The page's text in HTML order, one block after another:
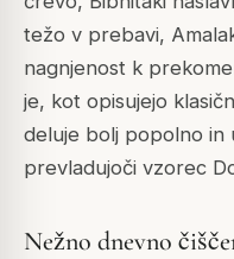
težo v prebavi,
nagnjenost k
je, kot opisujejo
deluje bolj popolno in
prevladujoči vzorec
Nežno dnevno